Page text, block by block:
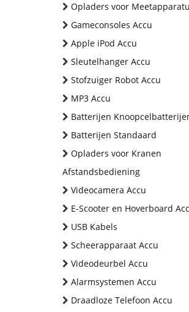
Opladers voor
Gameconsoles Accu
Apple iPod Accu
Sleutelhanger Accu
Stofzuiger Robot Accu
MP3 Accu
Batterijen
Batterijen Standaard
Opladers voor Kranen
Afstandsbediening
Videocamera Accu
E-Scooter en Hoverboard
USB Kabels
Scheerapparaat Accu
Videodeurbel Accu
Alarmsystemen Accu
Draadloze Telefoon Accu